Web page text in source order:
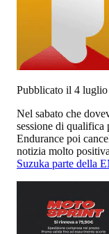
Pubblicato il 4 luglio
Nel sabato che
sessione di
Endurance poi
notizia molto
Suzuka parte della